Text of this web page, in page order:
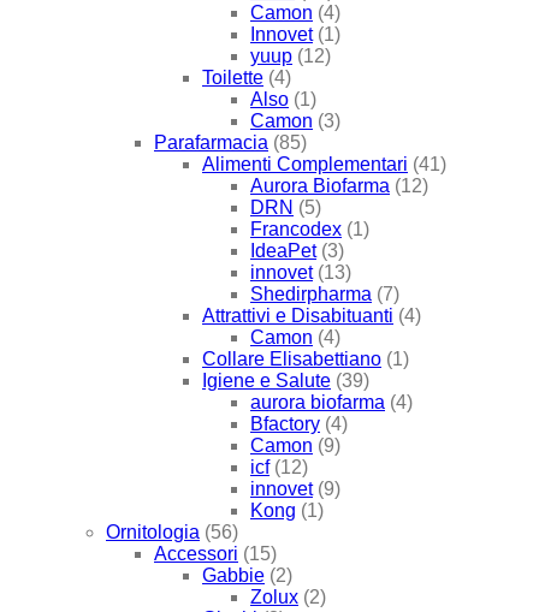
Camon (4)
Innovet (1)
yuup (12)
Toilette (4)
Also (1)
Camon (3)
Parafarmacia (85)
Alimenti Complementari (41)
Aurora Biofarma (12)
DRN (5)
Francodex (1)
IdeaPet (3)
innovet (13)
Shedirpharma (7)
Attrattivi e Disabituanti (4)
Camon (4)
Collare Elisabettiano (1)
Igiene e Salute (39)
aurora biofarma (4)
Bfactory (4)
Camon (9)
icf (12)
innovet (9)
Kong (1)
Ornitologia (56)
Accessori (15)
Gabbie (2)
Zolux (2)